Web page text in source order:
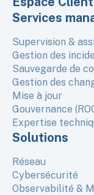
Services
Supervision &
Gestion des
Sauvegarde de
Gestion des
Mise à jour
Gouvernance
Expertise
Solutions
Réseau
Cybersécurité
Observabilité &